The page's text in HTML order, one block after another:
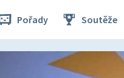
Pořady Soutěže